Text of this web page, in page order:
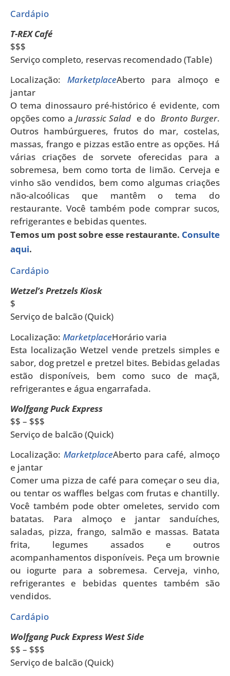
Cardápio
T-REX Café
$$$
Serviço completo, reservas recomendado (Table)
Localização: MarketplaceAberto para almoço e
jantar
O tema dinossauro pré-histórico é evidente, com
opções como a Jurassic Salad e do Bronto Burger.
Outros hambúrgueres, frutos do mar, costelas,
massas, frango e pizzas estão entre as opções. Há
várias criações de sorvete oferecidas para a
sobremesa, bem como torta de limão. Cerveja e
vinho são vendidos, bem como algumas criações
não-alcoólicas que mantêm o tema do
restaurante. Você também pode comprar sucos,
refrigerantes e bebidas quentes.
Temos um post sobre esse restaurante. Consulte
aqui.
Cardápio
Wetzel’s Pretzels Kiosk
$
Serviço de balcão (Quick)
Localização: MarketplaceHorário varia
Esta localização Wetzel vende pretzels simples e
sabor, dog pretzel e pretzel bites. Bebidas geladas
estão disponíveis, bem como suco de maçã,
refrigerantes e água engarrafada.
Wolfgang Puck Express
$$ – $$$
Serviço de balcão (Quick)
Localização: MarketplaceAberto para café, almoço
e jantar
Comer uma pizza de café para começar o seu dia,
ou tentar os waffles belgas com frutas e chantilly.
Você também pode obter omeletes, servido com
batatas. Para almoço e jantar sanduíches,
saladas, pizza, frango, salmão e massas. Batata
frita, legumes assados ​​e outros
acompanhamentos disponíveis. Peça um brownie
ou iogurte para a sobremesa. Cerveja, vinho,
refrigerantes e bebidas quentes também são
vendidos.
Cardápio
Wolfgang Puck Express West Side
$$ – $$$
Serviço de balcão (Quick)